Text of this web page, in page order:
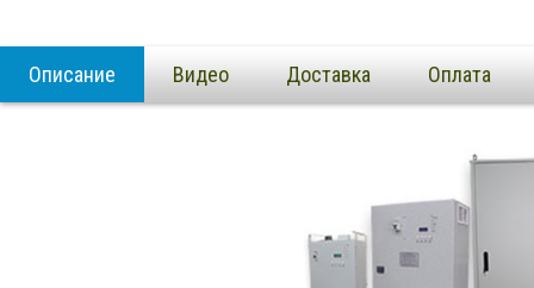
Описание Видео Доставка Оплата